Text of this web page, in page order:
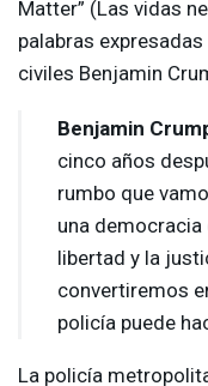
Matter” (Las vidas
palabras
civiles Benjamin
Benjamin
cinco años
rumbo que
una
libertad y la
convertiremos
policía puede
La policía